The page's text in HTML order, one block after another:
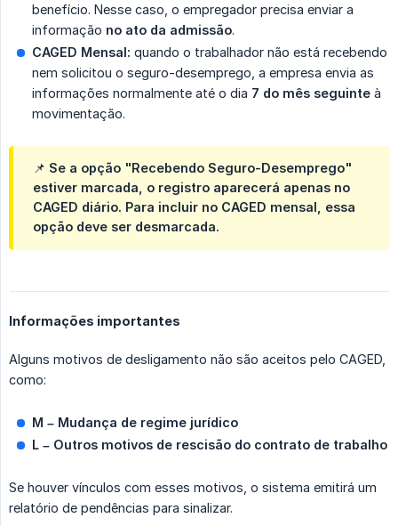
benefício. Nesse caso, o empregador precisa enviar a
informação no ato da admissão.
CAGED Mensal: quando o trabalhador não está recebendo
nem solicitou o seguro-desemprego, a empresa envia as
informações normalmente até o dia 7 do mês seguinte à
movimentação.
📌 Se a opção "Recebendo Seguro-Desemprego"
estiver marcada, o registro aparecerá apenas no
CAGED diário. Para incluir no CAGED mensal, essa
opção deve ser desmarcada.
Informações importantes
Alguns motivos de desligamento não são aceitos pelo CAGED,
como:
M – Mudança de regime jurídico
L – Outros motivos de rescisão do contrato de trabalho
Se houver vínculos com esses motivos, o sistema emitirá um
relatório de pendências para sinalizar.